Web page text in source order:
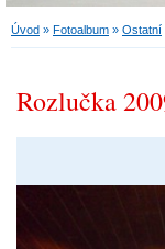
Úvod » Fotoalbum » Ostatní
Rozlučka